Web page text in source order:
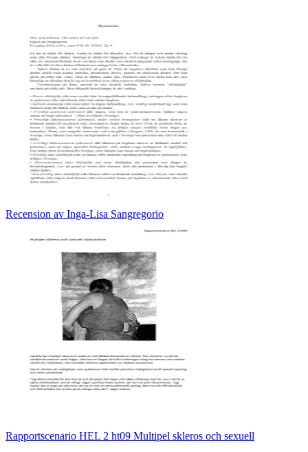
Recension av Inga-Lisa Sangregorio
Rapportscenario HEL 2 ht09 Multipel skleros och sexuell